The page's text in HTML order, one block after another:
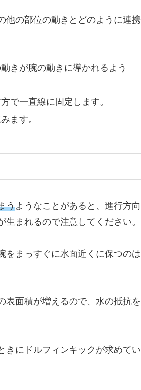
他の部位の動きとどのように連携
きが腕の動きに導かれるよう
で一直線に固定します。
ます。
うようなことがあると、進行方向
まれるので注意してください。
をまっすぐに水面近くに保つのは
表面積が増えるので、水の抵抗を
きにドルフィンキックが求めてい